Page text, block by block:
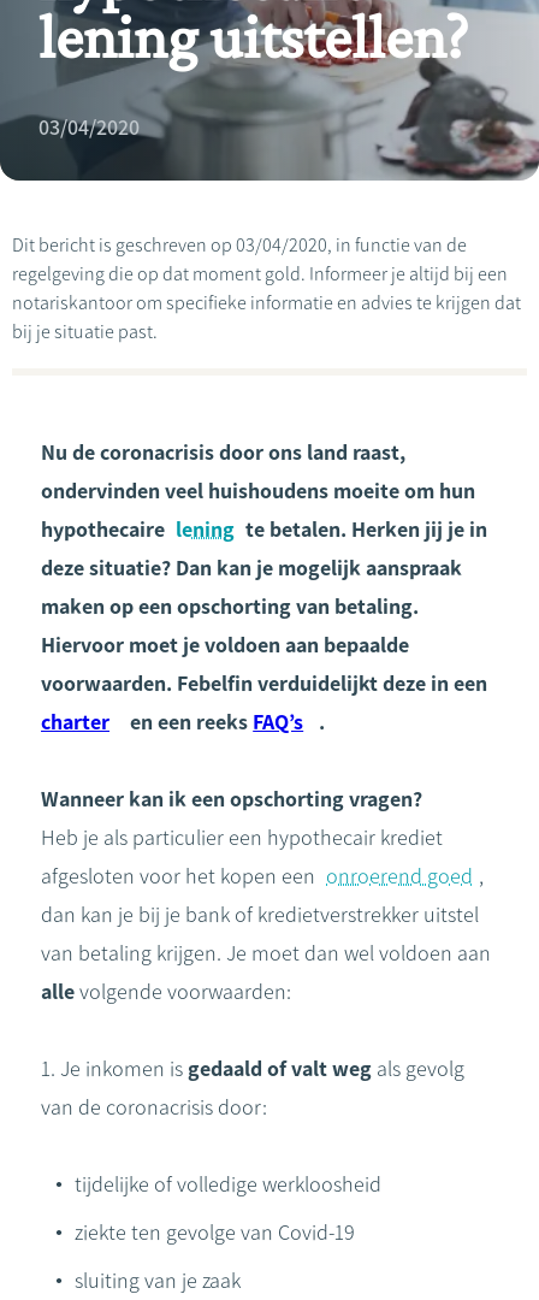
lening uitstellen?
03/04/2020
Dit bericht is geschreven op 03/04/2020, in functie van de
regelgeving die op dat moment gold. Informeer je altijd bij een
notariskantoor om specifieke informatie en advies te krijgen dat
bij je situatie past.
Nu de coronacrisis door ons land raast,
ondervinden veel huishoudens moeite om hun
hypothecaire lening te betalen. Herken jij je in
deze situatie? Dan kan je mogelijk aanspraak
maken op een opschorting van betaling.
Hiervoor moet je voldoen aan bepaalde
voorwaarden. Febelfin verduidelijkt deze in een
charter
en een reeks FAQ’s .
Wanneer kan ik een opschorting vragen?
Heb je als particulier een hypothecair krediet
afgesloten voor het kopen een onroerend goed ,
dan kan je bij je bank of kredietverstrekker uitstel
van betaling krijgen. Je moet dan wel voldoen aan
allevolgende voorwaarden:
1. Je inkomen is gedaald of valt weg als gevolg
van de coronacrisis door:
tijdelijke of volledige werkloosheid
ziekte ten gevolge van Covid-19
sluiting van je zaak